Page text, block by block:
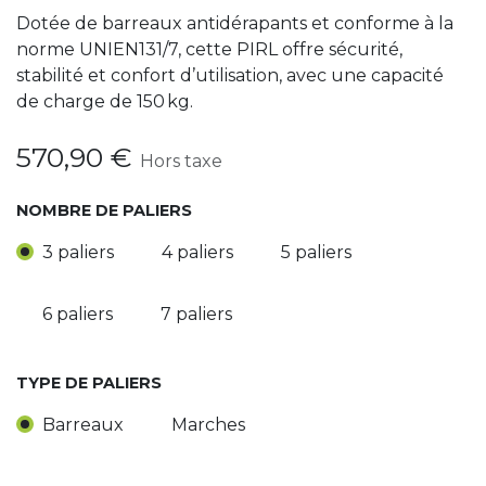
Dotée de barreaux antidérapants et conforme à la
norme UNIEN131/7, cette PIRL offre sécurité,
stabilité et confort d’utilisation, avec une capacité
de charge de 150 kg.
570,90 € Hors taxe
NOMBRE DE PALIERS
3 paliers 4 paliers 5 paliers
6 paliers 7 paliers
TYPE DE PALIERS
Barreaux Marches